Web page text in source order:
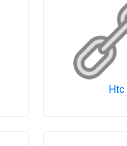
Htc